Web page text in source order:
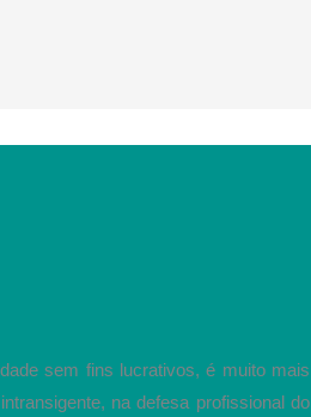
sem fins lucrativos, é muito mais
na defesa profissional do